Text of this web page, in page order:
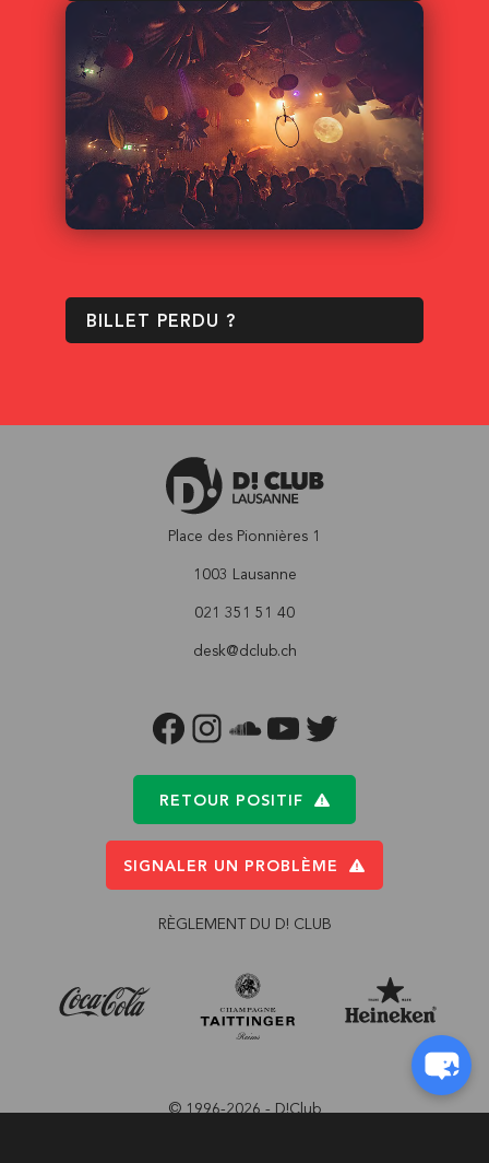
BILLET PERDU ?
Place des Pionnières 1
1003 Lausanne
021 351 51 40
desk@dclub.ch
FACEBOOKINSTAGRAM
SOUNDCLOUD
YOUTUBETWITTER
RETOUR POSITIF
SIGNALER UN PROBLÈME
RÈGLEMENT DU D! CLUB
© 1996-2026 - D!Club